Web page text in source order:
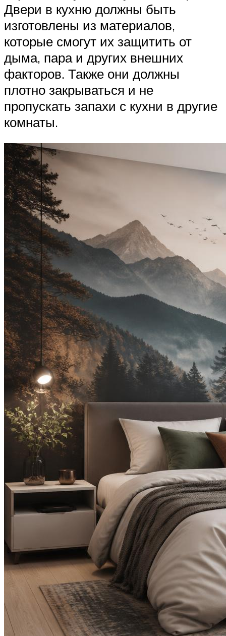
Двери в кухню должны быть
изготовлены из материалов,
которые смогут их защитить от
дыма, пара и других внешних
факторов. Также они должны
плотно закрываться и не
пропускать запахи с кухни в другие
комнаты.